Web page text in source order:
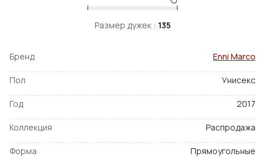
Размер дужек : 135
Бренд Enni Marco
Пол Унисекс
Год 2017
Коллекция Распродажа
Форма Прямоугольные